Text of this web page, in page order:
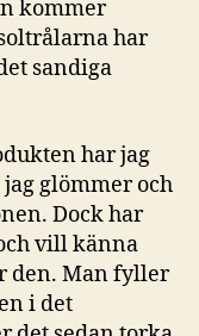
kommer
har
sandiga
har jag
glömmer och
Dock har
vill känna
den. Man fyller
i det